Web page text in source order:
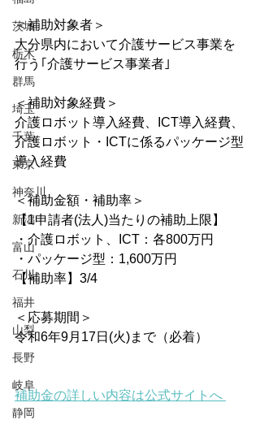
茨城
栃木
群馬
埼玉
千葉
東京
神奈川
新潟
富山
石川
福井
山梨
長野
岐阜
静岡
＜補助対象者＞
大分県内において介護サービス事業を
行う｢介護サービス事業者｣
＜補助対象経費＞
介護ロボット導入経費、ICT導入経費、
介護ロボット・ICTに係るパッケージ型
導入経費
＜補助金額・補助率＞
【1申請者(法人)当たりの補助上限】
・介護ロボット、ICT：各800万円
・パッケージ型：1,600万円
【補助率】3/4
＜応募期間＞
令和6年9月17日(火)まで（必着）
補助金の詳しい内容は公式サイトへ